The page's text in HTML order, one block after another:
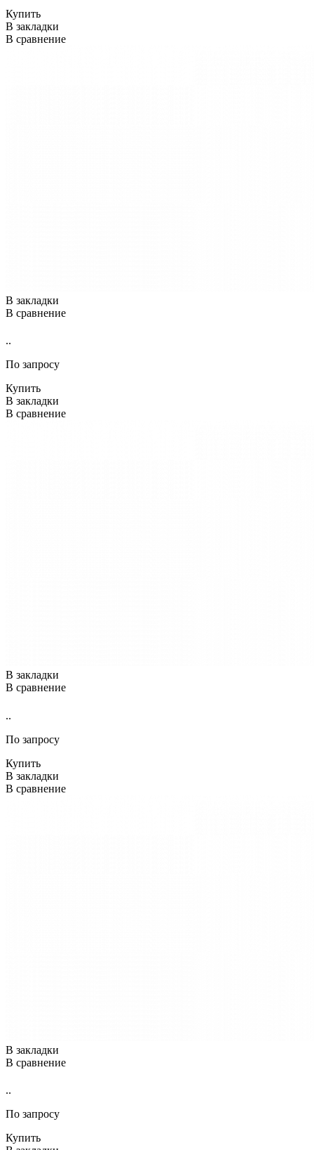
Купить
В закладки
В сравнение
В закладки
В сравнение
..
По запросу
Купить
В закладки
В сравнение
В закладки
В сравнение
..
По запросу
Купить
В закладки
В сравнение
В закладки
В сравнение
..
По запросу
Купить